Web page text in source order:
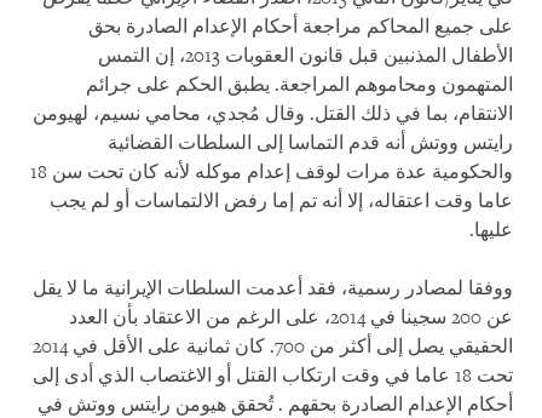
على جميع المحاكم مراجعة أحكام الإعدام الصادرة بحق
الأطفال المذنبين قبل قانون العقوبات 2013، إن التمس
المتهمون ومحاموهم المراجعة. يطبق الحكم على جرائم
الانتقام، بما في ذلك القتل. وقال مُجدي، محامي نسيم، لهيومن
رايتس ووتش أنه قدم التماسا إلى السلطات القضائية
والحكومية عدة مرات لوقف إعدام موكله لأنه كان تحت سن 18
عاما وقت اعتقاله، إلا أنه تم إما رفض الالتماسات أو لم يجب
عليها.
ووفقا لمصادر رسمية، فقد أعدمت السلطات الإيرانية ما لا يقل
عن 200 سجينا في 2014، على الرغم من الاعتقاد بأن العدد
الحقيقي يصل إلى أكثر من 700. كان ثمانية على الأقل في 2014
تحت 18 عاما في وقت ارتكاب القتل أو الاغتصاب الذي أدى إلى
أحكام الإعدام الصادرة بحقهم . تُحقق هيومن رايتس ووتش في